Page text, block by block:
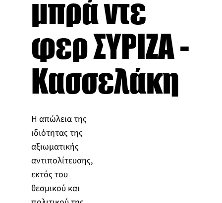
μπρά ντε
φερ ΣΥΡΙΖΑ -
Κασσελάκη
Η απώλεια της
ιδιότητας της
αξιωματικής
αντιπολίτευσης,
εκτός του
θεσμικού και